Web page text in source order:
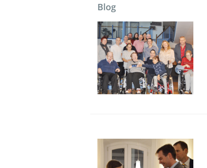
Blog